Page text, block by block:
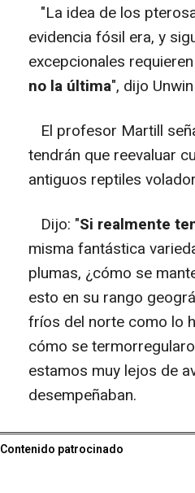
"La idea de los
evidencia fósil era, y
excepcionales
no la última", dijo Unwin
El profesor Martill
tendrán que reevaluar
antiguos reptiles
Dijo: "Si realmente
misma fantástica
plumas, ¿cómo se
esto en su rango
fríos del norte como lo
cómo se
estamos muy lejos de
desempeñaban.
Contenido patrocinado